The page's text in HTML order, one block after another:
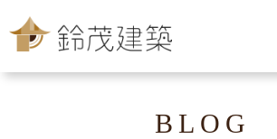
BLOG